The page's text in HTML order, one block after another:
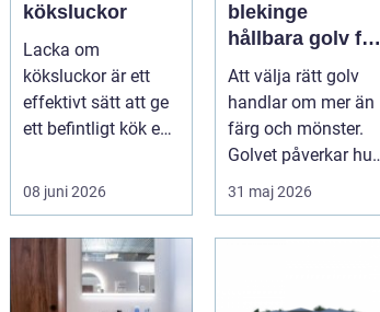
köksluckor
Lacka om
köksluckor är ett
effektivt sätt att ge
ett befintligt kök en
att byta ...
08 juni 2026
blekinge
hållbara golv för
både hem och
företag
Att välja rätt golv
handlar om mer än
färg och mönster.
Golvet påverkar hur
rummet upplevs,
hur ljud...
31 maj 2026